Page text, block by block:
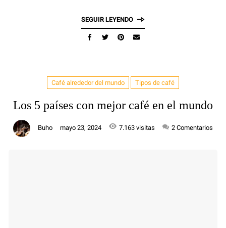
SEGUIR LEYENDO
Café alrededor del mundo Tipos de café
Los 5 países con mejor café en el mundo
Buho mayo 23, 2024 7.163 visitas 2 Comentarios